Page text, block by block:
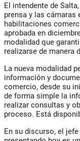
El intendente de Salta,
prensa y las cámaras
habilitaciones
aprobada en
modalidad que
realizarse de manera
La nueva modalidad
información y
comercio, desde su
de forma simple la
realizar consultas y
proceso. Está
En su discurso, el